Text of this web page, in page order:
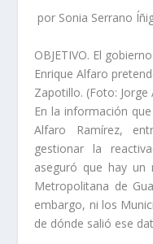
por Sonia Serrano
OBJETIVO. El
Enrique Alfaro
Zapotillo. (Foto:
En la información
Alfaro Ramírez,
gestionar la
aseguró que hay
Metropolitana de
embargo, ni los
de dónde salió ese